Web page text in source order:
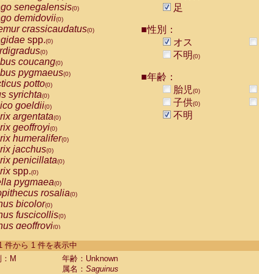
senegalensis(0)
demidovii(0)
crassicaudatus(0)
spp.(0)
(0)
coucang(0)
pygmaeus(0)
potto(0)
syrichta(0)
goeldii(0)
argentata(0)
geoffroyi(0)
humeralifer(0)
jacchus(0)
penicillata(0)
spp.(0)
pygmaea(0)
rosalia(0)
bicolor(0)
fuscicollis(0)
geoffroyi(0)
labiatus(0)
leucopus (0)
足
■性別：
オス
不明(0)
■年齢：
胎児(0)
子供(0)
不明
件から 1 件を表示中
M
年齢：Unknown
属名： Saguinus